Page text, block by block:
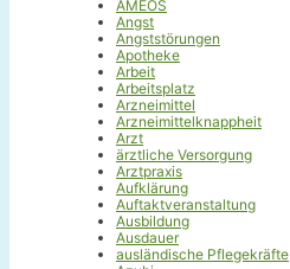
AMEOS
Angst
Angststörungen
Apotheke
Arbeit
Arbeitsplatz
Arzneimittel
Arzneimittelknappheit
Arzt
ärztliche Versorgung
Arztpraxis
Aufklärung
Auftaktveranstaltung
Ausbildung
Ausdauer
ausländische Pflegekräfte